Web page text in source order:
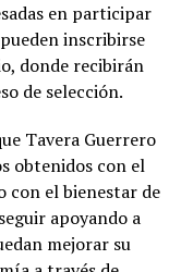
en participar
inscribirse
donde recibirán
de selección.
Tavera Guerrero
obtenidos con el
con el bienestar de
apoyando a
mejorar su